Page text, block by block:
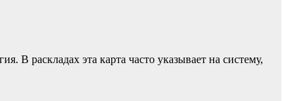
В раскладах эта карта часто указывает на систему,